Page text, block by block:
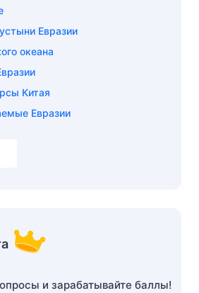
Евразии
океана
Китая
Евразии
и зарабатывайте баллы!